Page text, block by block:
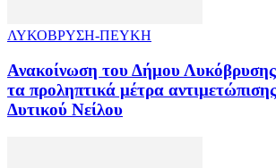
ΛΥΚΟΒΡΥΣΗ-ΠΕΥΚΗ
Ανακοίνωση του Δήμου
τα προληπτικά μέτρα
Δυτικού Νείλου